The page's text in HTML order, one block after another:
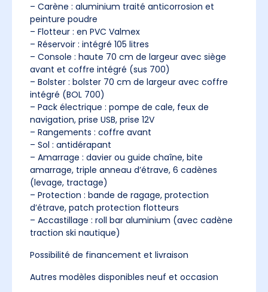
– Carène : aluminium traité anticorrosion et
peinture poudre
– Flotteur : en PVC Valmex
– Réservoir : intégré 105 litres
– Console : haute 70 cm de largeur avec siège
avant et coffre intégré (sus 700)
– Bolster : bolster 70 cm de largeur avec coffre
intégré (BOL 700)
– Pack électrique : pompe de cale, feux de
navigation, prise USB, prise 12V
– Rangements : coffre avant
– Sol : antidérapant
– Amarrage : davier ou guide chaîne, bite
amarrage, triple anneau d’étrave, 6 cadènes
(levage, tractage)
– Protection : bande de ragage, protection
d’étrave, patch protection flotteurs
– Accastillage : roll bar aluminium (avec cadène
traction ski nautique)
Possibilité de financement et livraison
Autres modèles disponibles neuf et occasion